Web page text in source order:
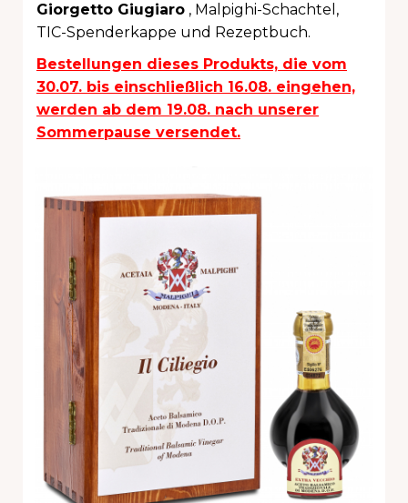
Giorgetto Giugiaro , Malpighi-Schachtel,
TIC-Spenderkappe und Rezeptbuch.
Bestellungen dieses Produkts, die vom
30.07. bis einschließlich 16.08. eingehen,
werden ab dem 19.08. nach unserer
Sommerpause versendet.